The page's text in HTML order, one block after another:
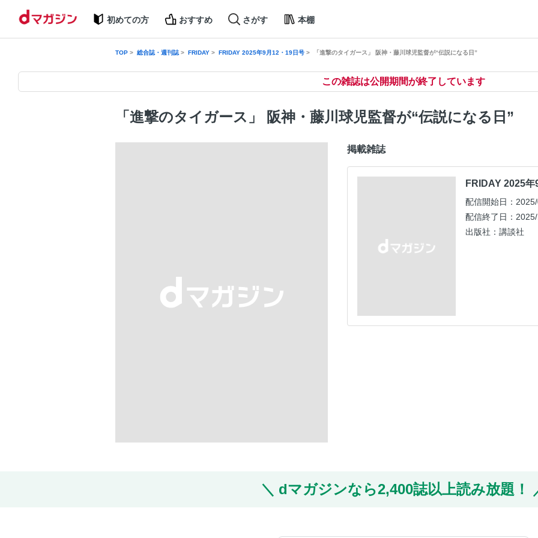
初めての方 おすすめ さがす 本棚
TOP 総合誌・週刊誌 FRIDAY FRIDAY 2025年9月12・19日号 「進撃のタイガース」 阪神・藤川球児監督が“伝説になる日”
この雑誌は公開期間が終了しています
「進撃のタイガース」 阪神・藤川球児監督が“伝説になる日”
掲載雑誌
FRIDAY 2025
配信開始日：
配信終了日：
出版社：講談社
dマガジンなら2,400誌以上読み放題！